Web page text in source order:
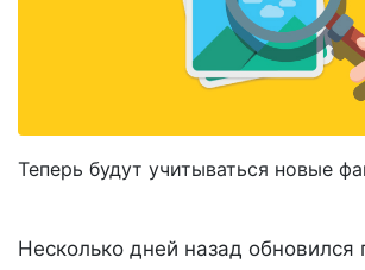
Теперь будут учитываться новые
Несколько дней назад обновился